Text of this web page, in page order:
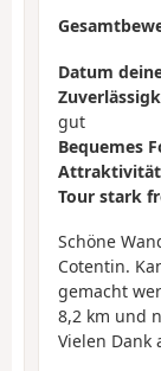
Datum
gut
Bequemes
Attraktivität
Tour stark
Schöne
Cotentin.
gemacht
8,2 km und
Vielen Dank